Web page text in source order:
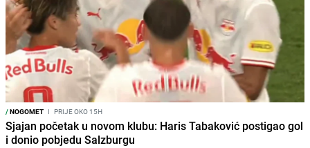
/NOGOMET I PRIJE OKO 15H
Sjajan početak u novom klubu: Haris Tabaković postigao gol
i donio pobjedu Salzburgu